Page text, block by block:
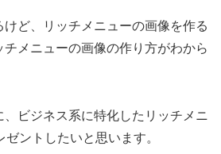
けど、リッチメニューの画像を作る
メニューの画像の作り方がわから
ビジネス系に特化したリッチメニ
ントしたいと思います。